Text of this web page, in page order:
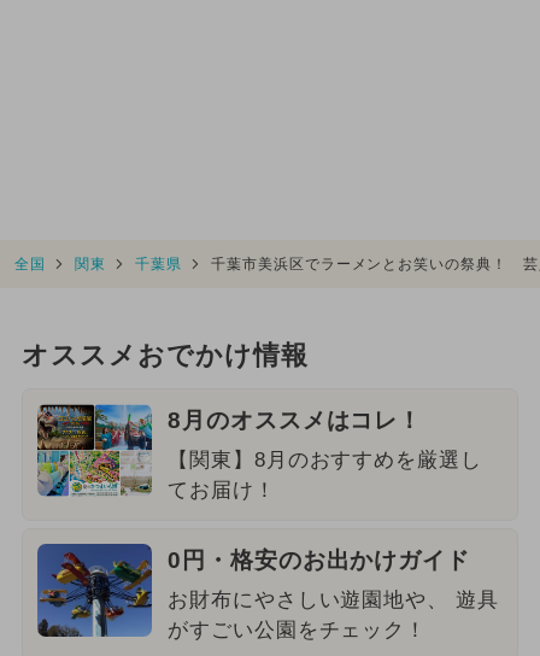
全国 関東 千葉県 千葉市美浜区でラーメンとお笑いの祭典！
オススメおでかけ情報
8月のオススメはコレ！
【関東】8月のおすすめを厳選し
てお届け！
0円・格安のお出かけガイド
お財布にやさしい遊園地や、 遊具
がすごい公園をチェック！